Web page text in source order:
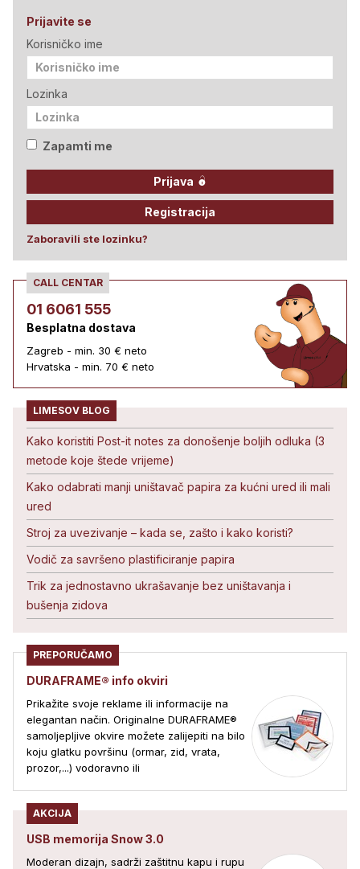
Prijavite se
Korisničko ime
Lozinka
Zapamti me
Prijava
Registracija
Zaboravili ste lozinku?
CALL CENTAR
01 6061 555
Besplatna dostava
Zagreb - min. 30 € neto
Hrvatska - min. 70 € neto
LIMESOV BLOG
Kako koristiti Post-it notes za donošenje boljih odluka (3
metode koje štede vrijeme)
Kako odabrati manji uništavač papira za kućni ured ili mali
ured
Stroj za uvezivanje – kada se, zašto i kako koristi?
Vodič za savršeno plastificiranje papira
Trik za jednostavno ukrašavanje bez uništavanja i
bušenja zidova
PREPORUČAMO
DURAFRAME® info okviri
Prikažite svoje reklame ili informacije na
elegantan način. Originalne DURAFRAME®
samoljepljive okvire možete zalijepiti na bilo
koju glatku površinu (ormar, zid, vrata,
prozor,...) vodoravno ili
AKCIJA
USB memorija Snow 3.0
Moderan dizajn, sadrži zaštitnu kapu i rupu